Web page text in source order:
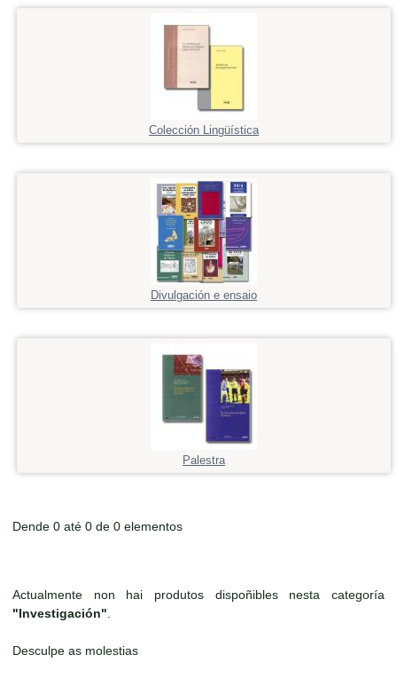
Colección Lingüística
Divulgación e ensaio
Palestra
Dende 0 até 0 de 0 elementos
Actualmente non hai produtos dispoñibles nesta categoría
"Investigación"
Desculpe as molestias